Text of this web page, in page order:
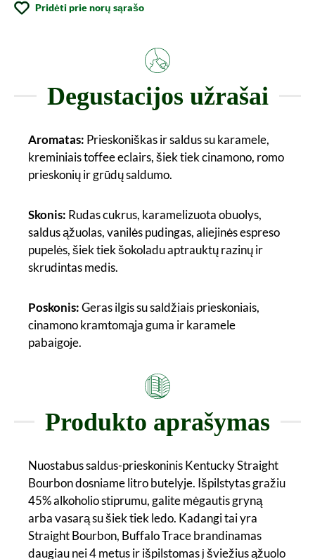
Pridėti prie norų sąrašo
Degustacijos užrašai
Aromatas: Prieskoniškas ir saldus su karamele,
kreminiais toffee eclairs, šiek tiek cinamono, romo
prieskonių ir grūdų saldumo.
Skonis: Rudas cukrus, karamelizuota obuolys,
saldus ąžuolas, vanilės pudingas, aliejinės espreso
pupelės, šiek tiek šokoladu aptrauktų razinų ir
skrudintas medis.
Poskonis:Geras ilgis su saldžiais prieskoniais,
cinamono kramtomąja guma ir karamele
pabaigoje.
Produkto aprašymas
Nuostabus saldus-prieskoninis Kentucky Straight
Bourbon dosniame litro butelyje. Išpilstytas gražiu
45% alkoholio stiprumu, galite mėgautis gryną
arba vasarą su šiek tiek ledo. Kadangi tai yra
Straight Bourbon, Buffalo Trace brandinamas
daugiau nei 4 metus ir išpilstomas į šviežius ąžuolo